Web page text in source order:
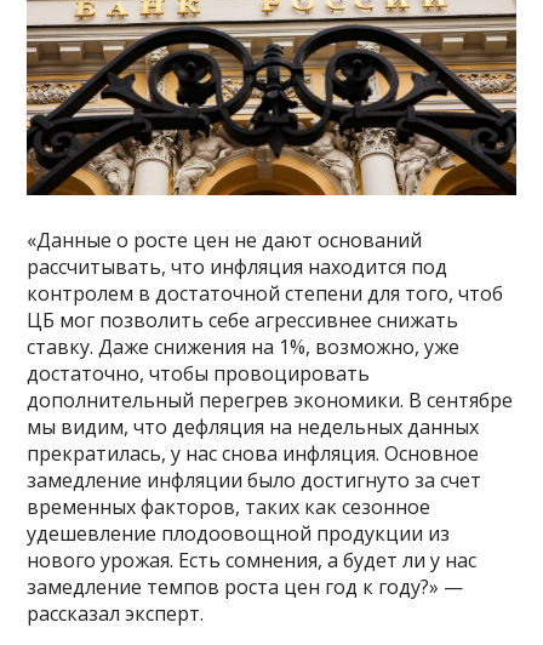
«Данные о росте цен не дают оснований
рассчитывать, что инфляция находится под
контролем в достаточной степени для того, чтоб
ЦБ мог позволить себе агрессивнее снижать
ставку. Даже снижения на 1%, возможно, уже
достаточно, чтобы провоцировать
дополнительный перегрев экономики. В сентябре
мы видим, что дефляция на недельных данных
прекратилась, у нас снова инфляция. Основное
замедление инфляции было достигнуто за счет
временных факторов, таких как сезонное
удешевление плодоовощной продукции из
нового урожая. Есть сомнения, а будет ли у нас
замедление темпов роста цен год к году?» —
рассказал эксперт.